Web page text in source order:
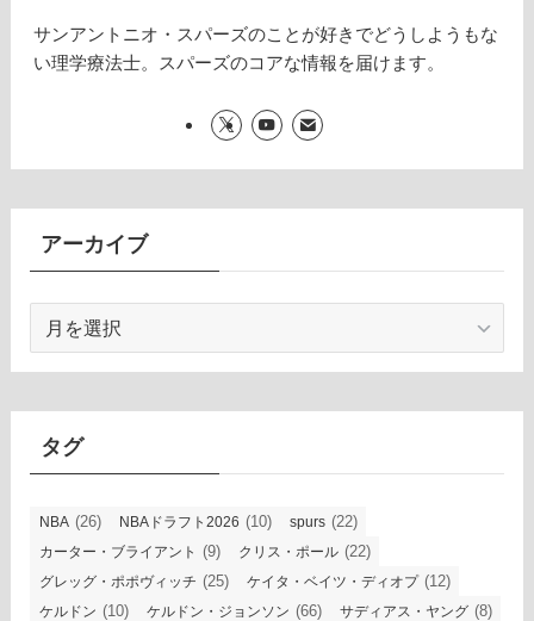
サンアントニオ・スパーズのことが好きでどうしようもな
い理学療法士。スパーズのコアな情報を届けます。
アーカイブ
カ
タグ
NBA (26) NBAドラフト2026 (10) spurs (22)
カーター・ブライアント (9) クリス・ポール (22)
グレッグ・ポポヴィッチ (25) ケイタ・ベイツ・ディオプ(12)
ケルドン (10) ケルドン・ジョンソン (66) サディアス・ヤング (8)